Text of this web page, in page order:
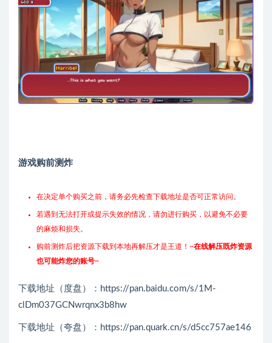
游戏购前测炸
在决定单个购买之前，请务必先检查下载地址是否可正常访问。
若遇到无法打开或提示失效的情况，请勿进行购买，以避免不必要
的麻烦和损失。
购前测炸后把资源下载到本地再解压才是王道！~在线解压既炸资源
也可能炸您的账号~
下载地址（度盘）：https://pan.baidu.com/s/1M-
clDm037GCNwrqnx3b8hw
下载地址（夸盘）：https://pan.quark.cn/s/d5cc757ae146